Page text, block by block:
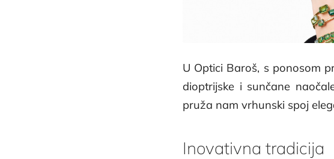
U Optici Baroš, s ponosom
dioptrijske i sunčane
pruža nam vrhunski spoj
Inovativna tradicija